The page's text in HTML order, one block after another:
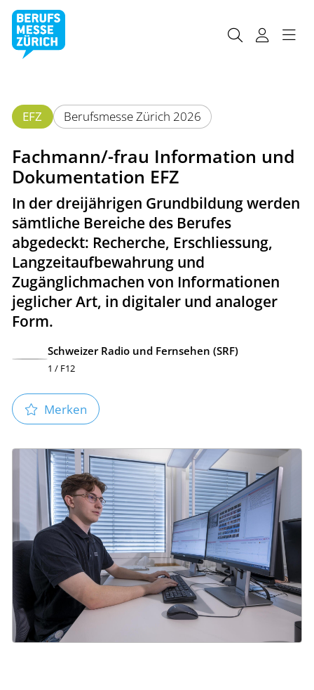
EFZ Berufsmesse Zürich 2026
Fachmann/-frau Information und
Dokumentation EFZ
In der dreijährigen Grundbildung werden
sämtliche Bereiche des Berufes
abgedeckt: Recherche, Erschliessung,
Langzeitaufbewahrung und
Zugänglichmachen von Informationen
jeglicher Art, in digitaler und analoger
Form.
Schweizer Radio und Fernsehen (SRF)
1 / F12
Merken